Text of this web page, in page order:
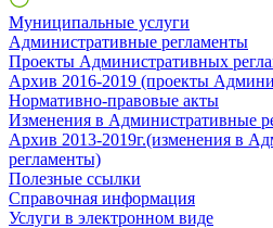
Муниципальные услуги
Административные регламенты
Проекты Административных
Архив 2016-2019 (проекты
Нормативно-правовые акты
Изменения в Административные
Архив 2013-2019г.(изменения в
регламенты)
Полезные ссылки
Справочная информация
Услуги в электронном виде